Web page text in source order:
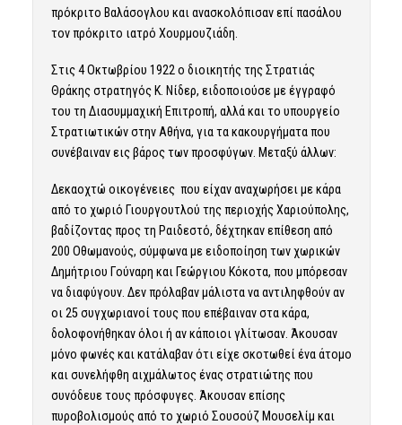
πρόκριτο Βαλάσογλου και ανασκολόπισαν επί πασάλου
τον πρόκριτο ιατρό Χουρμουζιάδη.
Στις 4 Οκτωβρίου 1922 ο διοικητής της Στρατιάς
Θράκης στρατηγός Κ. Νίδερ, ειδοποιούσε με έγγραφό
του τη Διασυμμαχική Επιτροπή, αλλά και το υπουργείο
Στρατιωτικών στην Αθήνα, για τα κακουργήματα που
συνέβαιναν εις βάρος των προσφύγων. Μεταξύ άλλων:
Δεκαοχτώ οικογένειες που είχαν αναχωρήσει με κάρα
από το χωριό Γιουργουτλού της περιοχής Χαριούπολης,
βαδίζοντας προς τη Ραιδεστό, δέχτηκαν επίθεση από
200 Οθωμανούς, σύμφωνα με ειδοποίηση των χωρικών
Δημήτριου Γούναρη και Γεώργιου Κόκοτα, που μπόρεσαν
να διαφύγουν. Δεν πρόλαβαν μάλιστα να αντιληφθούν αν
οι 25 συγχωριανοί τους που επέβαιναν στα κάρα,
δολοφονήθηκαν όλοι ή αν κάποιοι γλίτωσαν. Άκουσαν
μόνο φωνές και κατάλαβαν ότι είχε σκοτωθεί ένα άτομο
και συνελήφθη αιχμάλωτος ένας στρατιώτης που
συνόδευε τους πρόσφυγες. Άκουσαν επίσης
πυροβολισμούς από το χωριό Σουσούζ Μουσελίμ και